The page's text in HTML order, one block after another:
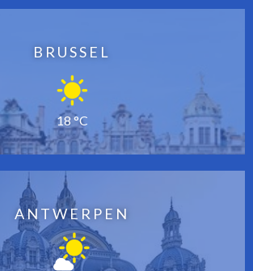
BRUSSEL
18 °C
ANTWERPEN